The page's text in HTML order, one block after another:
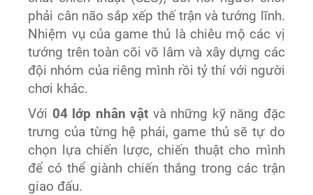
phải cân não sắp xếp thế trận và tướng lĩnh.
Nhiệm vụ của game thủ là chiêu mộ các vị
tướng trên toàn cõi võ lâm và xây dựng các
đội nhóm của riêng mình rồi tỷ thí với người
chơi khác.
Với 04 lớp nhân vật và những kỹ năng đặc
trưng của từng hệ phái, game thủ sẽ tự do
chọn lựa chiến lược, chiến thuật cho mình
để có thể giành chiến thắng trong các trận
giao đấu.